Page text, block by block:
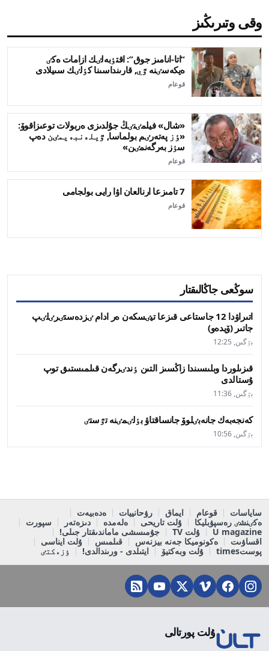
وقى وتىرىڭىز
“اتا-انامىز جوق”: اقتٶبەلٸك ازامات ەكٸ
ەپكەسٸنە ٷي, قارىنداسىنا كٶلٸك سىيلادى
قوعام
«شال» فيلمٸنٸڭ جۇلدىزى ەربولات توعىزاقوۆ:
«ٶز پەتەرٸم بولماسا, ٷيلەنبەيمٸن دەپ
سٶز بەرگەنمٸن»
قوعام
7 تامىزعا ارنالعان اۋا رايى بولجامى
قوعام
سوڭعى جاڭالىقتار
اتىراۋدا 12 جاستاعى قىزعا تيٸسكەن ەر ادام ٸزدەستٸرٸلٸپ
جاتىر (ۆيدەو)
بٷگىن, 12:25
قىزىلوردا وبلىسىندا زاڭسىز التىن ٶندٸرگەن قىلمىستىق توپ
ۇستالدى
بٷگىن, 11:36
كەنجەبەك جانەبٸلوۆ جانساقتاۋ بٶلٸمٸنە تٷستٸ
بٷگىن, 10:56
ساياسات قوعام ايماق رۋحانييات
ەدەبيەت
ەكٸنشٸ رەسپۋبليكا
ۇلت تاريحى ەلەمدە دىزەتەر
سپورت
U magazine
ۇلت TV
جۇمىسشى ماماندىقتار جىلى!
اقساۋىت
ەكونوميكا جەنە بيزنەس قىلمىس
ۇلت ايناسى
پوستtimes
ۇلت وبەكتيۆ ايتىلدى - ورىندالدى! ٶزەكتٸ
ۇلت پورتالى